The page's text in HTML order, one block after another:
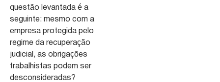
questão levantada é a
seguinte: mesmo com a
empresa protegida pelo
regime da recuperação
judicial, as obrigações
trabalhistas podem ser
desconsideradas?